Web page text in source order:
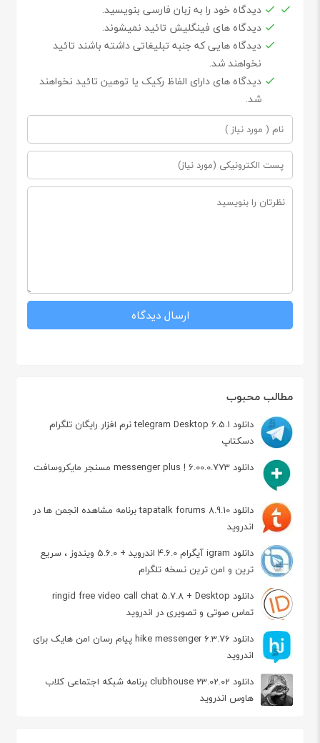
مطالب محبوب
دانلود telegram Desktop 6.5.1 نرم افزار رایگان تلگرام
دسکتاپ
دانلود messenger plus ! 6.00.0.773 مسنجر مایکروسافت
دانلود tapatalk forums 8.9.10 برنامه مشاهده انجمن ها در
اندروید
دانلود igram آیگرام 4.6.0 اندروید + 5.6.0 ویندوز ، سریع
ترین و امن ترین نسخه تلگرام
دانلود ringid free video call chat 5.7.8 + Desktop
تماس صوتی و تصویری در اندروید
دانلود hike messenger 6.3.76 پیام‌ رسان‌ امن هایک برای
اندروید
دانلود clubhouse 23.02.02 برنامه شبکه اجتماعی کلاب
هاوس اندروید
دیدگاه خود را به زبان فارسی بنویسید.
دیدگاه های فینگلیش تائید نمیشوند.
دیدگاه هایی که جنبه تبلیغاتی داشته باشند تائید
نخواهند شد.
دیدگاه های دارای الفاظ رکیک یا توهین تائید نخواهند
شد.